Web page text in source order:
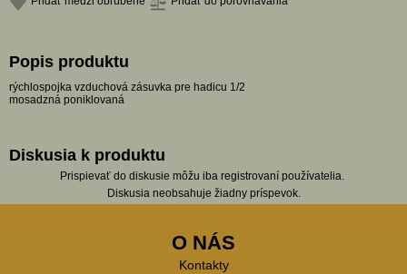
Popis produktu
rýchlospojka vzduchová zásuvka pre hadicu 1/2
mosadzná poniklovaná
Diskusia k produktu
Prispievať do diskusie môžu iba registrovaní používatelia.
Diskusia neobsahuje žiadny príspevok.
O NÁS
Kontakty